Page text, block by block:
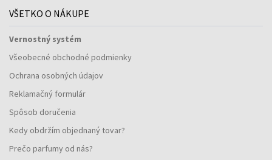
VŠETKO O NÁKUPE
Vernostný systém
Všeobecné obchodné podmienky
Ochrana osobných údajov
Reklamačný formulár
Spôsob doručenia
Kedy obdržím objednaný tovar?
Prečo parfumy od nás?